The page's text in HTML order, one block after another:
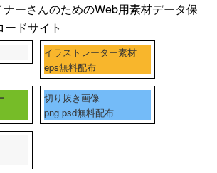
ーさんのためのWeb用素材データ保
ドサイト
イラストレーター素材
eps無料配布
切り抜き画像
png psd無料配布